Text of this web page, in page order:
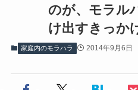
のが、モラル
け出すきっか
家庭内のモラハラ 2014年9月6日